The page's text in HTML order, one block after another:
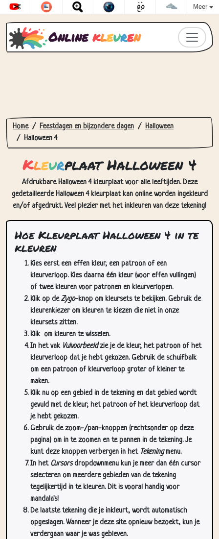
Meer
Online kleuren
Home Feestdagen en bijzondere dagen
Halloween
Halloween 4
Kleurplaat Halloween 4
Afdrukbare Halloween 4 kleurplaat voor alle leeftijden. Deze
gedetailleerde Halloween 4 kleurplaat kan online worden ingekleurd
en/of afgedrukt. Veel plezier met het inkleuren van deze tekening!
Hoe Kleurplaat Halloween 4 in te
kleuren
Kies eerst een effen kleur, een patroon of een
kleurverloop. Kies daarna één kleur (voor effen vullingen)
of twee kleuren voor patronen en kleurverlopen.
Klik op deZygo-knop om kleursets te bekijken. Gebruik de
kleurenkiezer om kleuren te kiezen die niet in onze
kleursets zitten.
Klik om kleuren te wisselen.
In het vak Vulvoorbeeldzie je de kleur, het patroon of het
kleurverloop dat je hebt gekozen. Gebruik de schuifbalk
om een patroon of kleurverloop groter of kleiner te
maken.
Klik nu op een gebied in de tekening en dat gebied wordt
gevuld met de kleur, het patroon of het kleurverloop dat
je hebt gekozen.
Gebruik de zoom-/pan-knoppen (rechtsonder op deze
pagina) om in te zoomen en te pannen in de tekening. Je
kunt deze knoppen verbergen in het Tekeningmenu.
In het Cursorsdropdownmenu kun je meer dan één cursor
selecteren om meerdere gebieden van de tekening
tegelijkertijd in te kleuren. Dit is vooral handig voor
mandala's!
De laatste tekening die je inkleurt, wordt automatisch
opgeslagen. Wanneer je deze site opnieuw bezoekt, kun je
verdergaan waar je was gebleven.